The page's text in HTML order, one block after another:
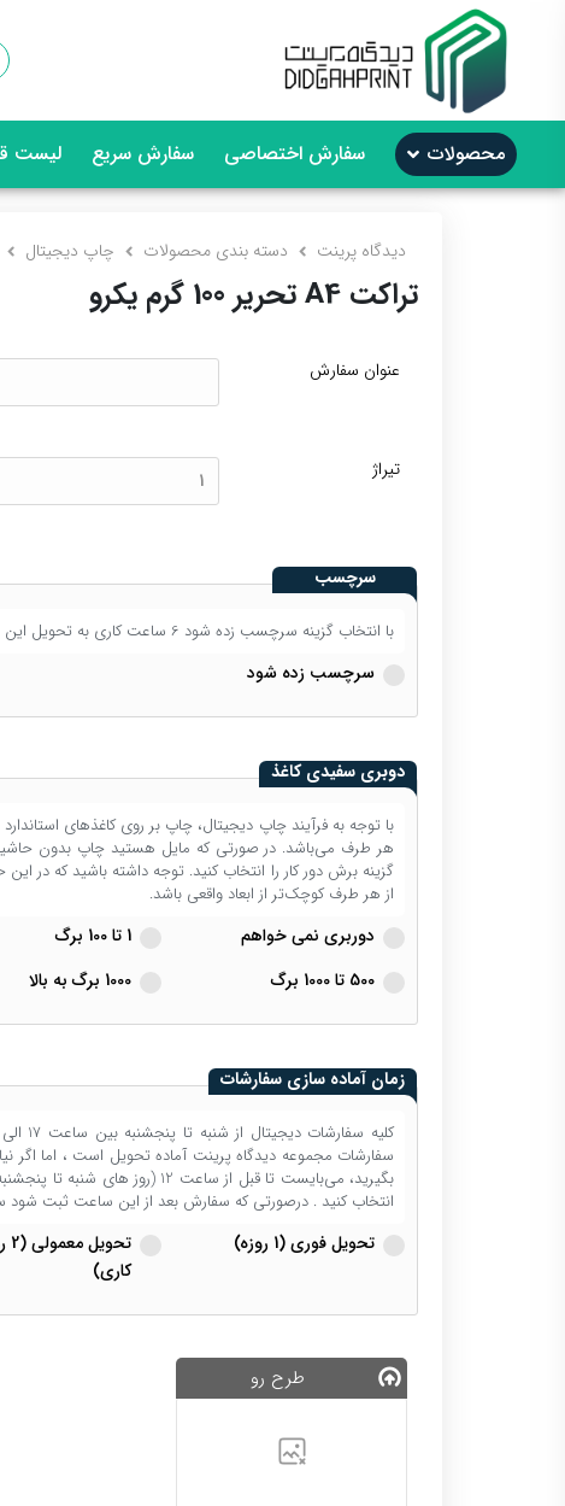
محصولات سفارش اختصاصی سفارش سریع لیست
دیدگاه پرینت دسته بندی محصولات چاپ دیجیتال
تراکت A4 تحریر 100 گرم یکرو
عنوان سفارش
تیراژ
سرچسب
با انتخاب گزینه سرچسب زده شود 6 ساعت کاری به تحویل این محصول اضافه می شود.
سرچسب زده شود
دوبری سفیدی کاغذ
هر طرف می‌باشد. در صورتی که مایل هستید چاپ بدون حاشیه
از هر طرف کوچک‌تر از ابعاد واقعی باشد.
دوربری نمی خواهم 1 تا 100 برگ
500 تا 1000 برگ
1000 برگ به بالا
زمان آماده سازی سفارشات
سفارشات مجموعه دیدگاه پرینت آماده تحویل است ، اما اگر
بگیرید، می‌بایست تا قبل از ساعت
انتخاب کنید . درصورتی که سفارش بعد از این ساعت ثبت شود
تحویل فوری (1 روزه)
کاری)
طرح رو